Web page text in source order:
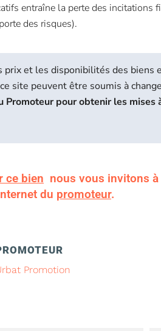
entraîne la perte des incitations
des risques).
et les disponibilités des biens
site peuvent être soumis à
Promoteur pour obtenir les mises
ce bien nous vous invitons
du promoteur.
Promotion